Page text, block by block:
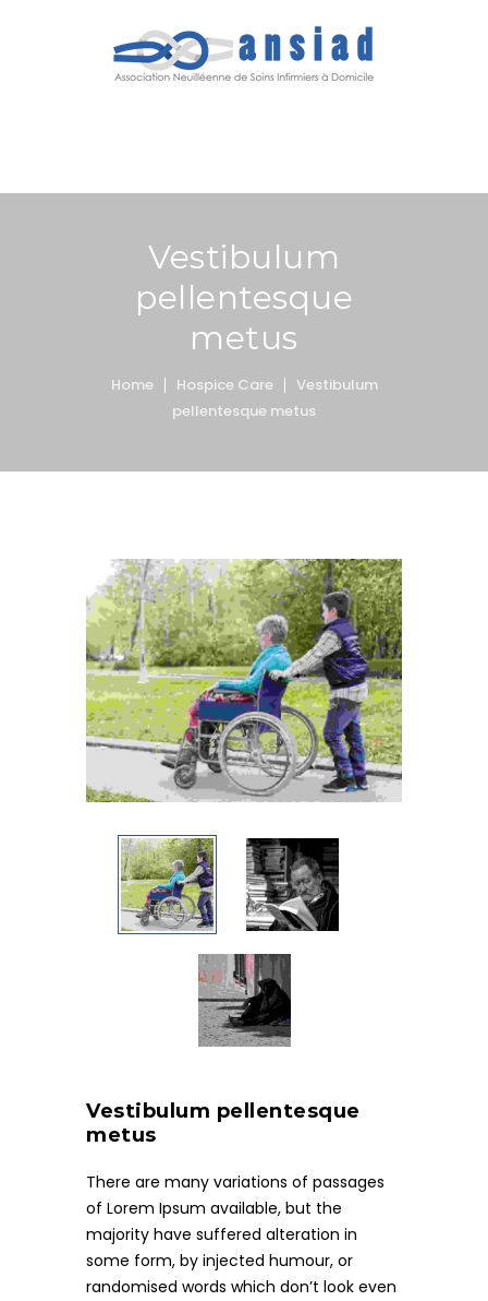
Vestibulum
pellentesque
metus
Home Hospice Care
Vestibulum
pellentesque metus
Vestibulum pellentesque
metus
There are many variations of passages
of Lorem Ipsum available, but the
majority have suffered alteration in
some form, by injected humour, or
randomised words which don’t look even